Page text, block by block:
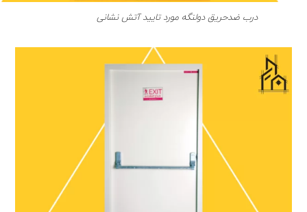
درب ضدحریق دولنگه مورد تایید آتش نشانی